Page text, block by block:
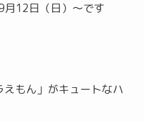
12日（日）～です
もん」がキュートなハ